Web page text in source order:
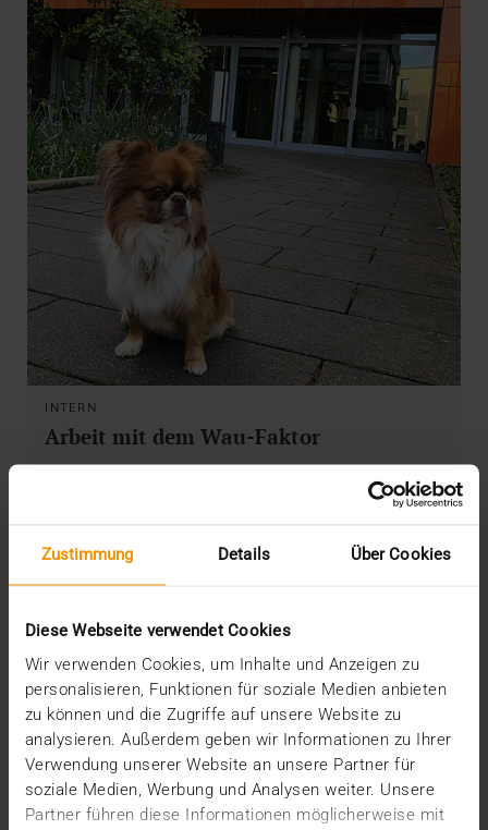
Zustimmung Details Über Cookies
Diese Webseite verwendet Cookies
Wir verwenden Cookies, um Inhalte und Anzeigen zu
personalisieren, Funktionen für soziale Medien anbieten
zu können und die Zugriffe auf unsere Website zu
analysieren. Außerdem geben wir Informationen zu Ihrer
Verwendung unserer Website an unsere Partner für
soziale Medien, Werbung und Analysen weiter. Unsere
Partner führen diese Informationen möglicherweise mit
INTERN
Arbeit mit dem Wau-Faktor
Hunde im Büro? Bei uns kein Problem. Unsere Office
nicht…
VISUS HEALTH IT
MEHR ERFAHREN